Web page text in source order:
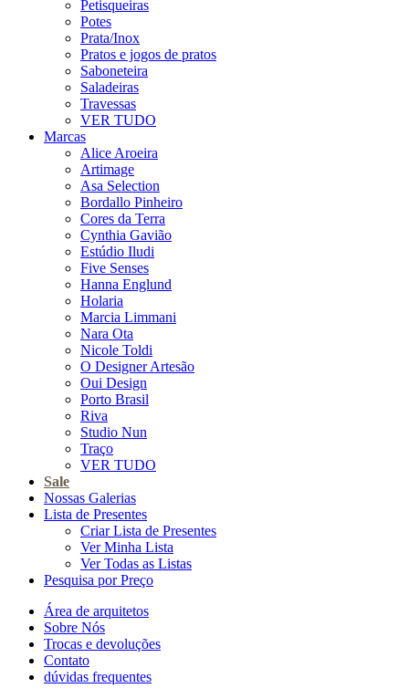
Petisqueiras
Potes
Prata/Inox
Pratos e jogos de pratos
Saboneteira
Saladeiras
Travessas
VER TUDO
Marcas
Alice Aroeira
Artimage
Asa Selection
Bordallo Pinheiro
Cores da Terra
Cynthia Gavião
Estúdio Iludi
Five Senses
Hanna Englund
Holaria
Marcia Limmani
Nara Ota
Nicole Toldi
O Designer Artesão
Oui Design
Porto Brasil
Riva
Studio Nun
Traço
VER TUDO
Sale
Nossas Galerias
Lista de Presentes
Criar Lista de Presentes
Ver Minha Lista
Ver Todas as Listas
Pesquisa por Preço
Área de arquitetos
Sobre Nós
Trocas e devoluções
Contato
dúvidas frequentes